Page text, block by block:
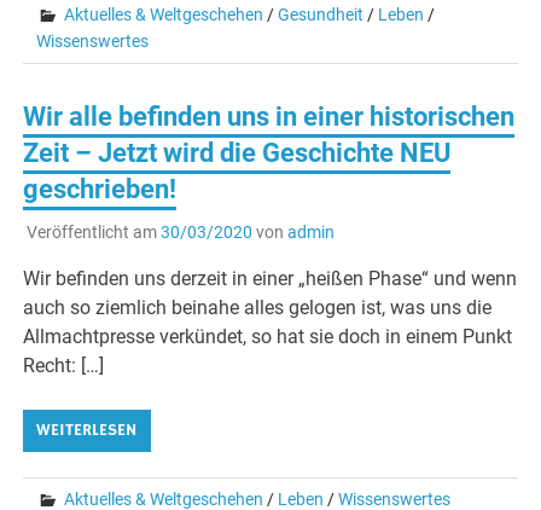
Aktuelles & Weltgeschehen /Gesundheit / Leben /
Wissenswertes
Wir alle befinden uns in einer historischen
Zeit – Jetzt wird die Geschichte NEU
geschrieben!
Veröffentlicht am30/03/2020 von admin
Wir befinden uns derzeit in einer „heißen Phase“ und wenn
auch so ziemlich beinahe alles gelogen ist, was uns die
Allmachtpresse verkündet, so hat sie doch in einem Punkt
Recht: […]
WEITERLESEN
Aktuelles & Weltgeschehen / Leben /Wissenswertes